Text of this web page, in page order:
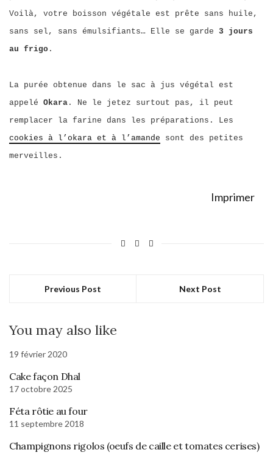
Voilà, votre boisson végétale est prête sans huile,
sans sel, sans émulsifiants… Elle se garde 3 jours
au frigo .
La purée obtenue dans le sac à jus végétal est
appelé Okara . Ne le jetez surtout pas, il peut
remplacer la farine dans les préparations. Les
cookies à l’okara et à l’amande sont des petites
merveilles.
Imprimer
Previous Post Next Post
You may also like
19 février 2020
Cake façon Dhal
17 octobre 2025
Féta rôtie au four
11 septembre 2018
Champignons rigolos (oeufs de caille et tomates cerises)